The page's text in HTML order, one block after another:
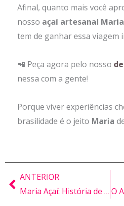
Afinal, quanto mais você
nosso açaí artesanal
tem de ganhar essa viagem
📲 Peça agora pelo nosso
nessa com a gente!
Porque viver experiências
brasilidade é o jeito Maria
Anterior
ANTERIOR
Maria Açaí: História de Sucesso na Revista PEGN